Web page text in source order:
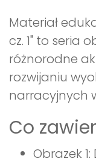
Materiał
cz. 1" to seria
różnorodne
rozwijaniu
narracyjnych
Co
Obrazek